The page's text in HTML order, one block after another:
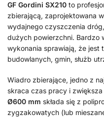
GF Gordini SX210 to
zbierającą, zaprojektowana
wydajnego czyszczenia
dużych powierzchni. Bardzo
wykonania sprawiają, że jest
budowlanych, gmin, służb
Wiadro zbierające, jedno z
skraca czas pracy i
Ø600 mm składa się z
zygzakowatych (lub